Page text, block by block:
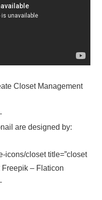
Closet Management
are designed by:
icons/closet title=”closet
Freepik – Flaticon